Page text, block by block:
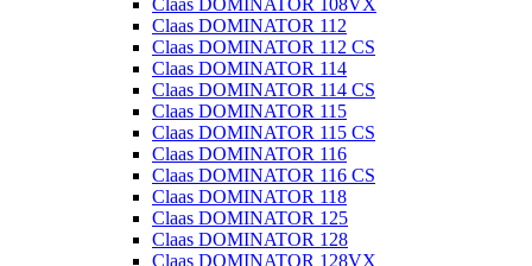
Claas DOMINATOR 108VX
Claas DOMINATOR 112
Claas DOMINATOR 112 CS
Claas DOMINATOR 114
Claas DOMINATOR 114 CS
Claas DOMINATOR 115
Claas DOMINATOR 115 CS
Claas DOMINATOR 116
Claas DOMINATOR 116 CS
Claas DOMINATOR 118
Claas DOMINATOR 125
Claas DOMINATOR 128
Claas DOMINATOR 128VX